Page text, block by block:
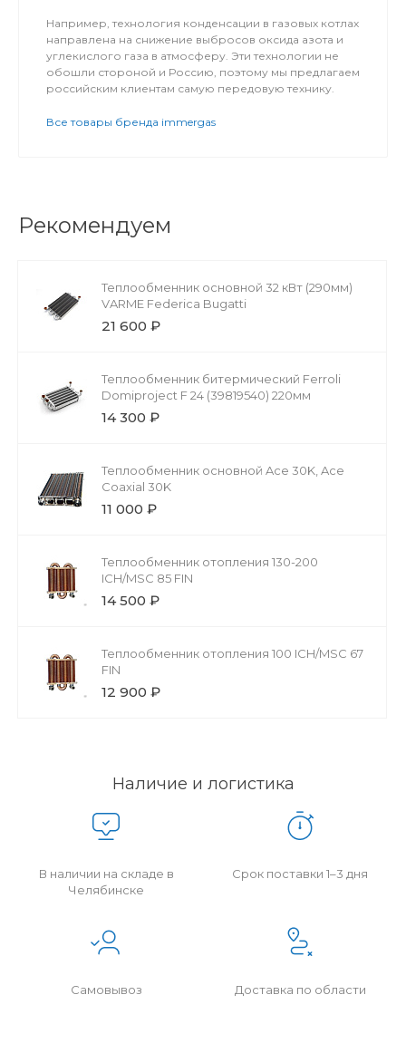
Например, технология конденсации в газовых котлах
направлена на снижение выбросов оксида азота и
углекислого газа в атмосферу. Эти технологии не
обошли стороной и Россию, поэтому мы предлагаем
российским клиентам самую передовую технику.
Все товары бренда immergas
Рекомендуем
Теплообменник основной 32 кВт (290мм)
VARME Federica Bugatti
21 600 ₽
Теплообменник битермический Ferroli
Domiproject F 24 (39819540) 220мм
14 300 ₽
Теплообменник основной Ace 30K, Ace
Coaxial 30K
11 000 ₽
Теплообменник отопления 130-200
ICH/MSC 85 FIN
14 500 ₽
Теплообменник отопления 100 ICH/MSC 67
FIN
12 900 ₽
Наличие и логистика
В наличии на складе в
Челябинске
Срок поставки 1–3 дня
Самовывоз Доставка по области